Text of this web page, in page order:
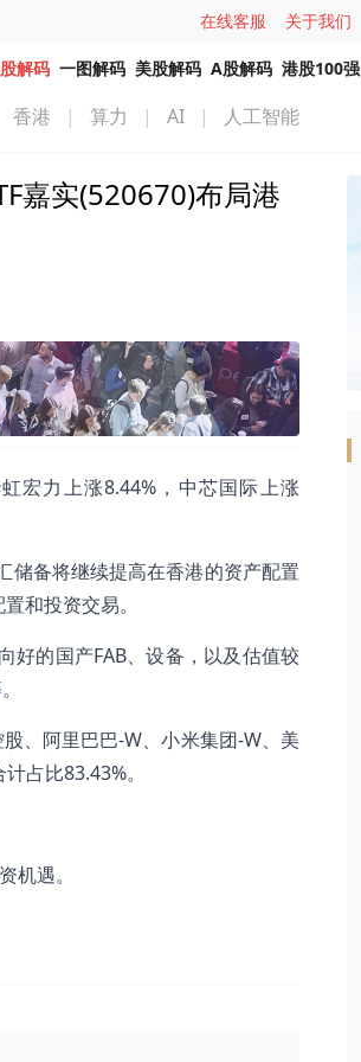
在线客服 关于我们
解码 一图解码 美股解码 A股解码 港股100强
香港 | 算力 | AI | 人工智能
嘉实(520670)布局港
宏力上涨8.44%，中芯国际上涨
储备将继续提高在香港的资产配置
和投资交易。
好的国产FAB、设备，以及估值较
、阿里巴巴-W、小米集团-W、美
占比83.43%。
机遇。